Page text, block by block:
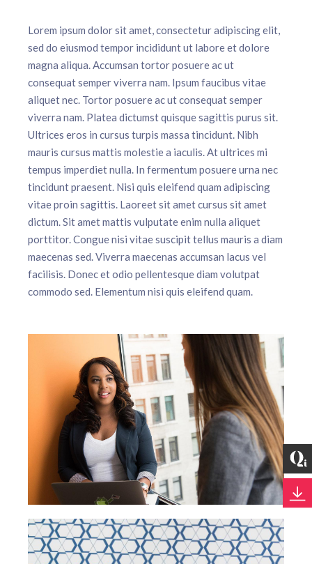
Lorem ipsum dolor sit amet, consectetur adipiscing elit,
sed do eiusmod tempor incididunt ut labore et dolore
magna aliqua. Accumsan tortor posuere ac ut
consequat semper viverra nam. Ipsum faucibus vitae
aliquet nec. Tortor posuere ac ut consequat semper
viverra nam. Platea dictumst quisque sagittis purus sit.
Ultrices eros in cursus turpis massa tincidunt. Nibh
mauris cursus mattis molestie a iaculis. At ultrices mi
tempus imperdiet nulla. In fermentum posuere urna nec
tincidunt praesent. Nisi quis eleifend quam adipiscing
vitae proin sagittis. Laoreet sit amet cursus sit amet
dictum. Sit amet mattis vulputate enim nulla aliquet
porttitor. Congue nisi vitae suscipit tellus mauris a diam
maecenas sed. Viverra maecenas accumsan lacus vel
facilisis. Donec et odio pellentesque diam volutpat
commodo sed. Elementum nisi quis eleifend quam.